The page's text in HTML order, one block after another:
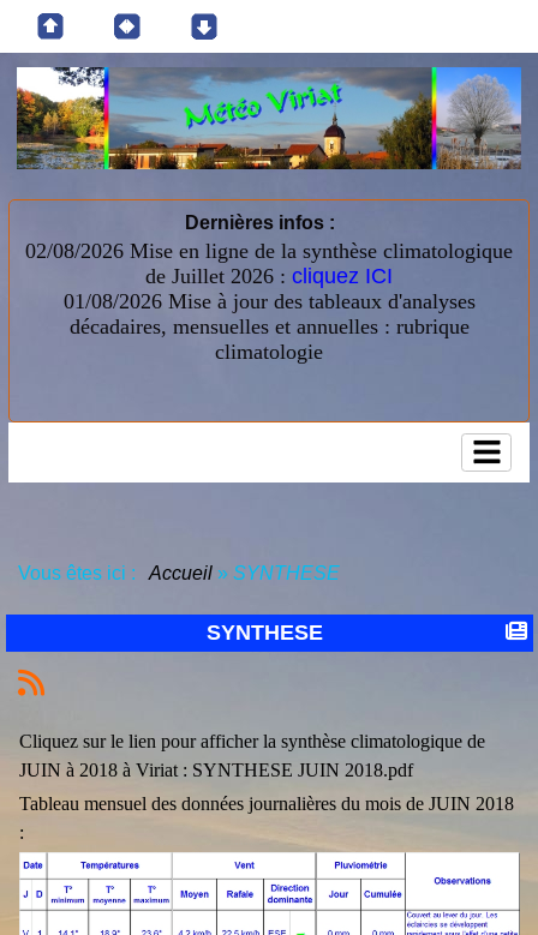
Dernières infos :
02/08/2026 Mise en ligne de la synthèse climatologique
de Juillet 2026 : cliquez ICI
01/08/2026 Mise à jour des tableaux d'analyses
décadaires, mensuelles et annuelles : rubrique
climatologie
Vous êtes ici : Accueil » SYNTHESE
SYNTHESE
Cliquez sur le lien pour afficher la synthèse climatologique de
JUIN à 2018 à Viriat : SYNTHESE JUIN 2018.pdf
Tableau mensuel des données journalières du mois de JUIN 2018
: